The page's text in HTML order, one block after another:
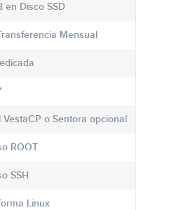
en Disco SSD
Mensual
VestaCP o Sentora opcional
ROOT
SSH
Linux